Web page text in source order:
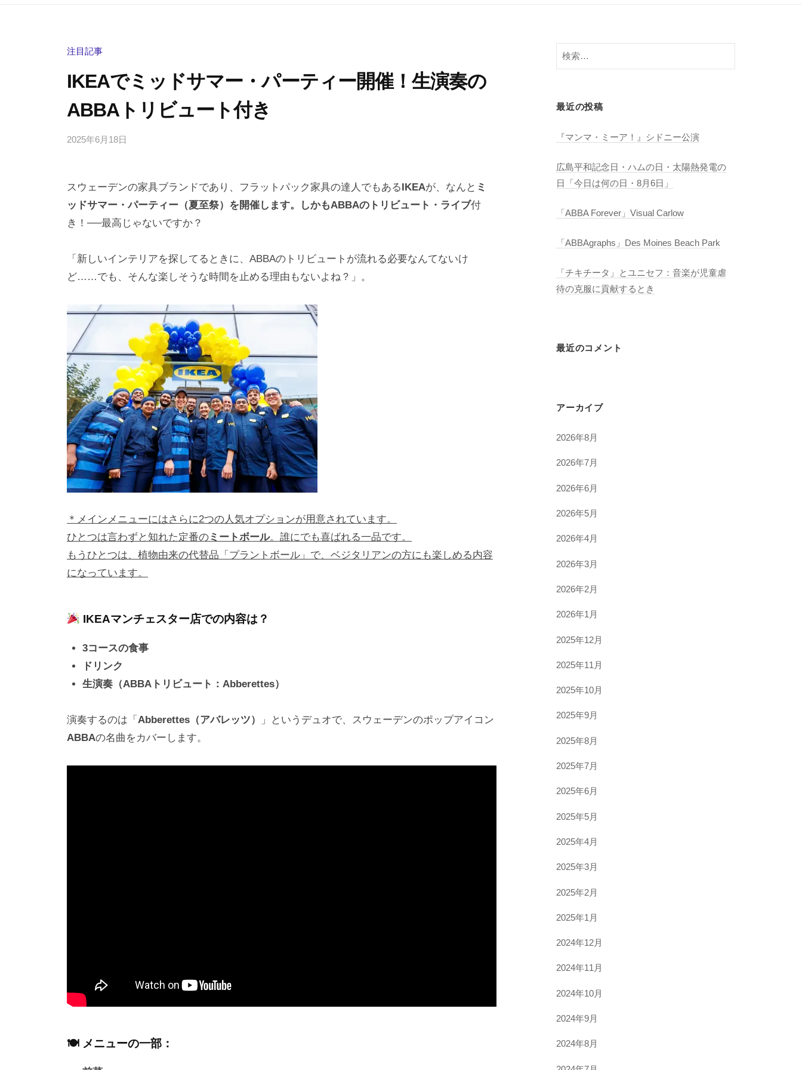
注目記事
IKEAでミッドサマー・パーティー開催！生演奏の
ABBAトリビュート付き
2025年6月18日
i
g
a
m
の
コ
メ
スウェーデンの家具ブランドであり、フラットパック家具の達人でもあるIKEAが、なんと ミ
ッドサマー・パーティー（夏至祭）を開催します。しかもABBAのトリビュート・ライブ付
き！──最高じゃないですか？
「新しいインテリアを探してるときに、ABBAのトリビュートが流れる必要なんてないけ
ど……でも、そんな楽しそうな時間を止める理由もないよね？」。
＊メインメニューにはさらに2つの人気オプションが用意されています。
ひとつは言わずと知れた定番の ミートボール。誰にでも喜ばれる一品です。
もうひとつは、植物由来の代替品「プラントボール」で、ベジタリアンの方にも楽しめる内容
になっています。
IKEAマンチェスター店での内容は？
3コースの食事
ドリンク
生演奏（ABBAトリビュート：Abberettes）
演奏するのは「 Abberettes（アバレッツ）
」というデュオで、スウェーデンのポップアイコン
ABBAの名曲をカバーします。
🍽 メニューの一部：
検
索:
最近の投稿
『マンマ・ミーア！』シドニー公演
広島平和記念日・ハムの日・太陽熱発電の
日「今日は何の日・8月6日」
「ABBA Forever」Visual Carlow
「ABBAgraphs」Des Moines Beach Park
「チキチータ」とユニセフ：音楽が児童虐
待の克服に貢献するとき
最近のコメント
アーカイブ
2026年8月
2026年7月
2026年6月
2026年5月
2026年4月
2026年3月
2026年2月
2026年1月
2025年12月
2025年11月
2025年10月
2025年9月
2025年8月
2025年7月
2025年6月
2025年5月
2025年4月
2025年3月
2025年2月
2025年1月
2024年12月
2024年11月
2024年10月
2024年9月
2024年8月